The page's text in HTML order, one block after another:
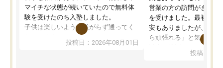
マイチな状態が続いていたので無料体
験を受けたのち入塾しました。
子供は楽しいようで嫌がらず通ってく
先生は良い方が多く、いつも笑顔で対
投稿日：2026年08月01日
営業の方の訪問がきっか
を受けました。最初は続
安もありましたが、子ど
ら頑張れる」と気に入り
ても分かりやすく、学
投稿日：